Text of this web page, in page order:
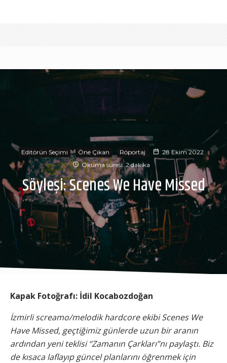
Editörün Seçimi Öne Çıkan Röportaj
28 Ekim 2022
Okuma süresi: 2 dakika
Söyleşi: Scenes We Have Missed
Kapak Fotoğrafı: İdil Kocabozdoğan
İzmirli screamo/melodik hardcore ekibi Scenes We
Have Missed, geçtiğimiz günlerde uzun bir aranın
ardından yeni teklisi “Zamanın Çarkları”nı paylaştı. Biz
de kısaca laflayıp güncel planlarını öğrenmek için